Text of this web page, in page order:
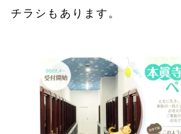
チラシもあります。